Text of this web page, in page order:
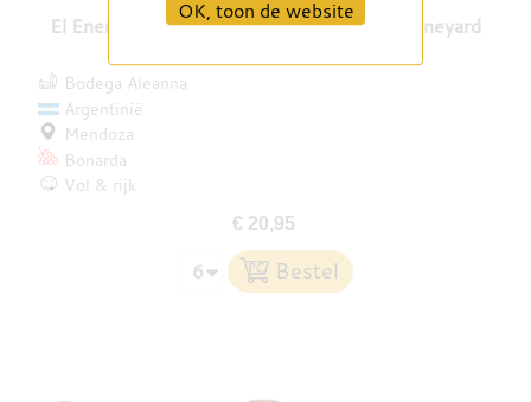
El Enemigo Bonarda La Esperanza Single Vineyard
Bodega Aleanna
Argentinië
Mendoza
Bonarda
Vol & rijk
€ 20,95
OK, toon de website